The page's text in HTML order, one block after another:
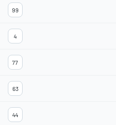
99
4
77
63
44